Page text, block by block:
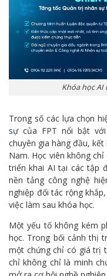
Khóa học AI
Trong số các lựa chọn
sựcủa FPT nổi bật
chuyên gia hàng đầu,
Nam. Học viên không
triển khai AI tại các tập
nền tảng công nghệ
nghiệp đối tác rộng
việc làm sau khóa học.
Một yếu tố không kém
học. Trong bối cảnh thị
một chứng chỉ có giá trị
chỉ không chỉ là minh